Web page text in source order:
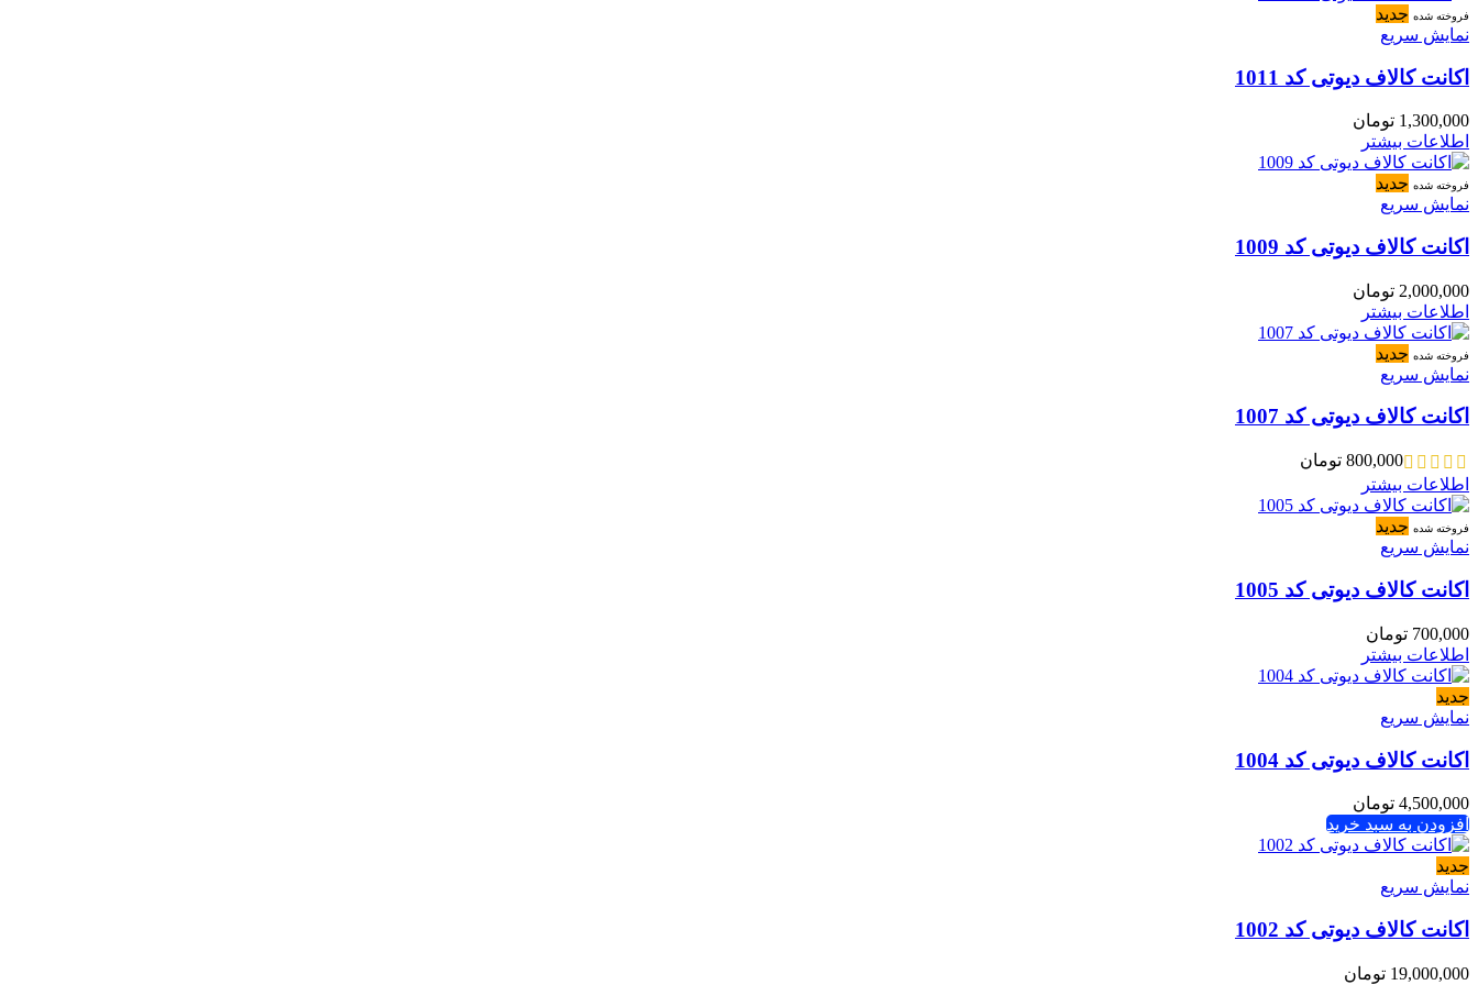
فروخته شده جدید
نمایش سریع
اکانت کالاف دیوتی کد 1011
1,300,000 تومان
اطلاعات بیشتر
فروخته شده جدید
نمایش سریع
اکانت کالاف دیوتی کد 1009
2,000,000 تومان
اطلاعات بیشتر
فروخته شده جدید
نمایش سریع
اکانت کالاف دیوتی کد 1007
800,000 تومان
اطلاعات بیشتر
فروخته شده جدید
نمایش سریع
اکانت کالاف دیوتی کد 1005
700,000 تومان
اطلاعات بیشتر
جدید
نمایش سریع
اکانت کالاف دیوتی کد 1004
4,500,000 تومان
افزودن به سبد خرید
جدید
نمایش سریع
اکانت کالاف دیوتی کد 1002
19,000,000 تومان